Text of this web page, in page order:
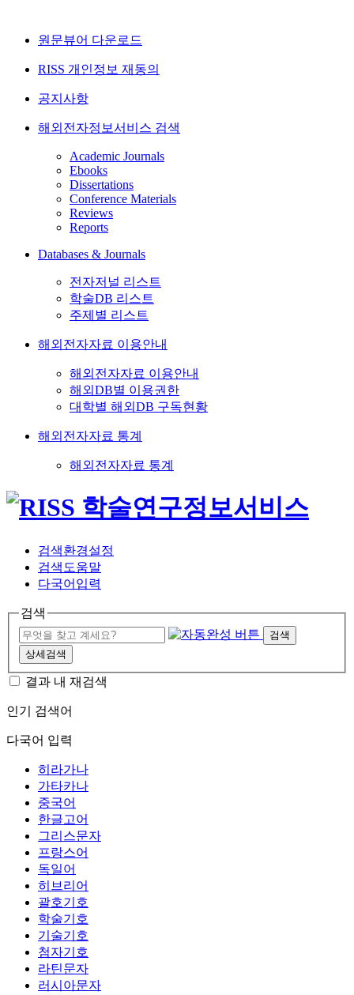
원문뷰어 다운로드
RISS 개인정보 재동의
공지사항
해외전자정보서비스 검색
Academic Journals
Ebooks
Dissertations
Conference Materials
Reviews
Reports
Databases & Journals
전자저널 리스트
학술DB 리스트
주제별 리스트
해외전자자료 이용안내
해외전자자료 이용안내
해외DB별 이용권한
대학별 해외DB 구독현황
해외전자자료 통계
해외전자자료 통계
검색환경설정
검색도움말
다국어입력
검색
검색
상세검색
결과 내 재검색
인기 검색어
다국어 입력
히라가나
가타카나
중국어
한글고어
그리스문자
프랑스어
독일어
히브리어
괄호기호
학술기호
기술기호
첨자기호
라틴문자
러시아문자